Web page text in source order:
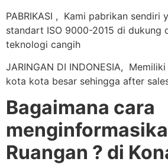
PABRIKASI , Kami pabrikan sendiri
standart ISO 9000-2015 di dukung
teknologi cangih
JARINGAN DI INDONESIA,
kota kota besar sehingga after
Bagaimana cara
Ruangan ? di